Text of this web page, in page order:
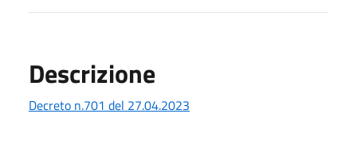
Descrizione
Decreto n.701 del 27.04.2023